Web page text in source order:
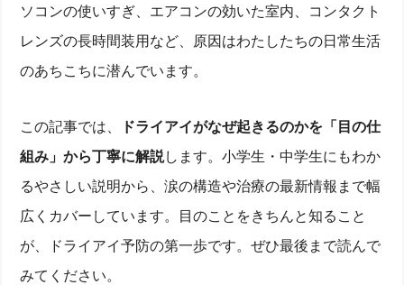
ソコンの使いすぎ、エアコンの効いた室内、コンタクト
レンズの長時間装用など、原因はわたしたちの日常生活
のあちこちに潜んでいます。
この記事では、
ドライアイがなぜ起きるのかを「目の仕
組み」から丁寧に解説します。小学生・中学生にもわか
るやさしい説明から、涙の構造や治療の最新情報まで幅
広くカバーしています。目のことをきちんと知ること
が、ドライアイ予防の第一歩です。ぜひ最後まで読んで
みてください。